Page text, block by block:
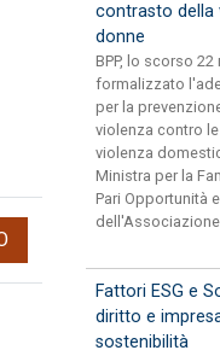
contrasto della
donne
BPP, lo scorso 22
formalizzato
per la
violenza contro
violenza
Ministra per la
Pari Opportunità
Fattori ESG e
diritto e
sostenibilità